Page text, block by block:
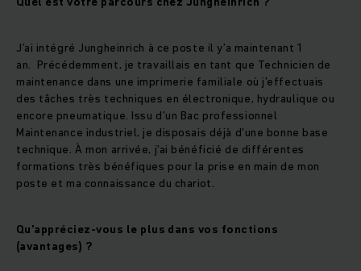
J’ai intégré Jungheinrich à ce poste il y’a maintenant 1
an. Précédemment, je travaillais en tant que Technicien de
maintenance dans une imprimerie familiale où j’effectuais
des tâches très techniques en électronique, hydraulique ou
encore pneumatique. Issu d’un Bac professionnel
Maintenance industriel, je disposais déjà d’une bonne base
technique. À mon arrivée, j’ai bénéficié de différentes
formations très bénéfiques pour la prise en main de mon
poste et ma connaissance du chariot.
Qu'appréciez-vous le plus dans vos fonctions
(avantages) ?